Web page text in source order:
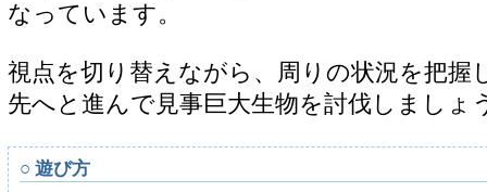
なっています。
視点を切り替えながら、周りの状況を把握
先へと進んで見事巨大生物を討伐しましょ
○ 遊び方